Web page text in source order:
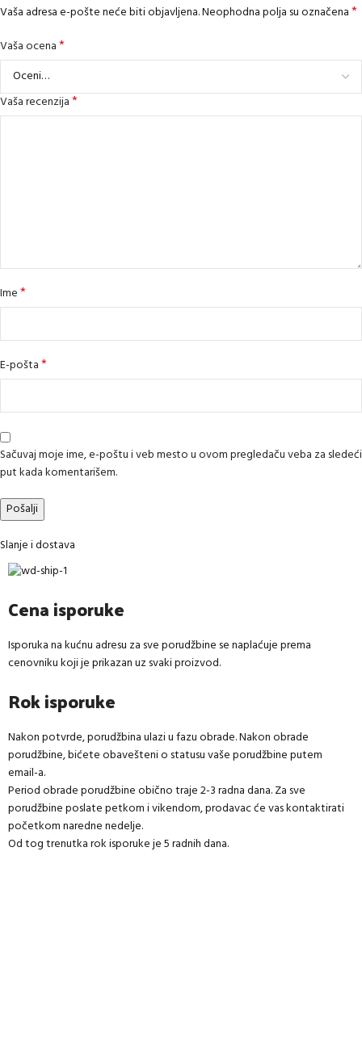
Vaša adresa e-pošte neće biti objavljena.Neophodna polja su označena*
Vaša ocena*
Vaša recenzija*
Ime*
E-pošta*
Sačuvaj moje ime, e-poštu i veb mesto u ovom pregledaču veba za sledeći
put kada komentarišem.
Slanje i dostava
Cena isporuke
Isporuka na kućnu adresu za sve porudžbine se naplaćuje prema
cenovniku koji je prikazan uz svaki proizvod.
Rok isporuke
Nakon potvrde, porudžbina ulazi u fazu obrade. Nakon obrade
porudžbine, bićete obavešteni o statusu vaše porudžbine putem
email-a.
Period obrade porudžbine obično traje 2-3 radna dana. Za sve
porudžbine poslate petkom i vikendom, prodavac će vas kontaktirati
početkom naredne nedelje.
Od tog trenutka rok isporuke je 5 radnih dana.